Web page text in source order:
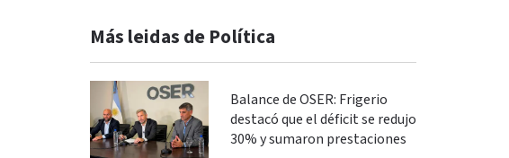
Más leidas de Política
Balance de OSER: Frigerio
destacó que el déficit se redujo
30% y sumaron prestaciones